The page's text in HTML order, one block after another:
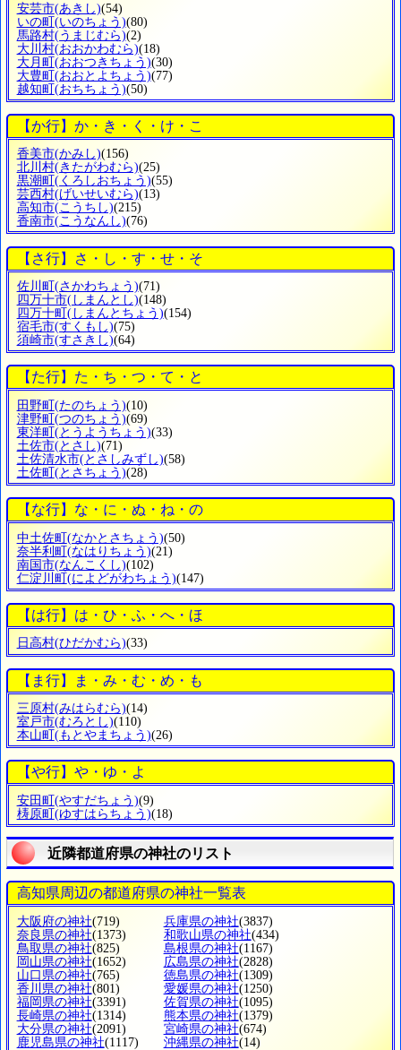
安芸市(あきし)(54)
いの町(いのちょう)(80)
馬路村(うまじむら)(2)
大川村(おおかわむら)(18)
大月町(おおつきちょう)(30)
大豊町(おおとよちょう)(77)
越知町(おちちょう)(50)
【か行】か・き・く・け・こ
香美市(かみし)(156)
北川村(きたがわむら)(25)
黒潮町 (くろしおちょう)(55)
芸西村(げいせいむら)(13)
高知市(こうちし)(215)
香南市(こうなんし)(76)
【さ行】さ・し・す・せ・そ
佐川町 (さかわちょう)(71)
四万十市(しまんとし)(148)
四万十町 (しまんとちょう)(154)
宿毛市(すくもし)(75)
須崎市(すさきし)(64)
【た行】た・ち・つ・て・と
田野町 (たのちょう)(10)
津野町 (つのちょう)(69)
東洋町 (とうようちょう)(33)
土佐市(とさし)(71)
土佐清水市(とさしみずし)(58)
土佐町 (とさちょう)(28)
【な行】な・に・ぬ・ね・の
中土佐町(なかとさちょう)(50)
奈半利町(なはりちょう)(21)
南国市(なんこくし)(102)
仁淀川町(によどがわちょう)(147)
【は行】は・ひ・ふ・へ・ほ
日高村(ひだかむら)(33)
【ま行】ま・み・む・め・も
三原村(みはらむら)(14)
室戸市(むろとし)(110)
本山町 (もとやまちょう)(26)
【や行】や・ゆ・よ
安田町 (やすだちょう)(9)
梼原町 (ゆすはらちょう)(18)
近隣都道府県の神社のリスト
高知県周辺の都道府県の神社一覧表
大阪府の神社(719) 兵庫県の神社(3837)
奈良県の神社(1373) 和歌山県の神社(434)
鳥取県の神社(825) 島根県の神社(1167)
岡山県の神社(1652) 広島県の神社(2828)
山口県の神社(765) 徳島県の神社(1309)
香川県の神社(801) 愛媛県の神社(1250)
福岡県の神社(3391) 佐賀県の神社(1095)
長崎県の神社(1314) 熊本県の神社(1379)
大分県の神社(2091) 宮崎県の神社(674)
鹿児島県の神社(1117) 沖縄県の神社(14)